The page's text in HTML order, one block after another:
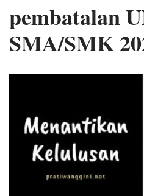
pembatalan
SMA/SMK